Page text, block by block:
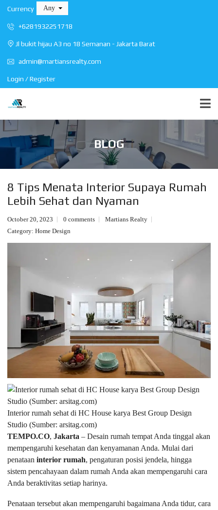
Currency Any
+6281932251718
Jl bukit hijau A3 no 18 Semanan - Jakarta Barat
admin@martiansrealty.com
Login / Register
BLOG
8 Tips Menata Interior Supaya Rumah
Lebih Sehat dan Nyaman
October 20, 2023 0 comments
Martians Realty
Category: Home Design
Interior rumah sehat di HC House karya Best Group Design
Studio (Sumber: arsitag.com)
TEMPO.CO, Jakarta – Desain rumah tempat Anda tinggal akan
mempengaruhi kesehatan dan kenyamanan Anda. Mulai dari
penataan interior rumah, pengaturan posisi jendela, hingga
sistem pencahayaan dalam rumah Anda akan mempengaruhi cara
Anda beraktivitas setiap harinya.
Penataan tersebut akan mempengaruhi bagaimana Anda tidur, cara